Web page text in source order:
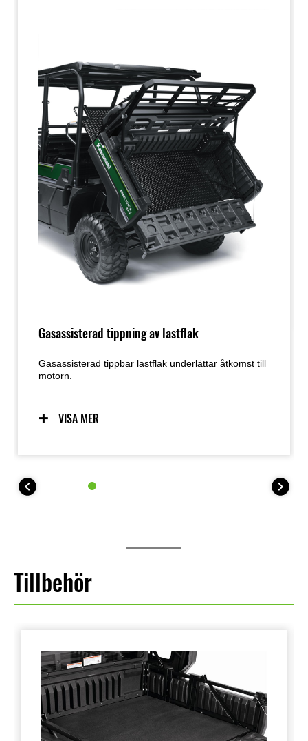
Gasassisterad tippning av lastflak
Gasassisterad tippbar lastflak underlättar åtkomst till
motorn.
VISA MER
Tillbehör